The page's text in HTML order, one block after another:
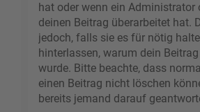
hat oder wenn ein Administrator
deinen Beitrag überarbeitet hat.
jedoch, falls sie es für nötig
hinterlassen, warum dein
wurde. Bitte beachte, dass
einen Beitrag nicht löschen
bereits jemand darauf